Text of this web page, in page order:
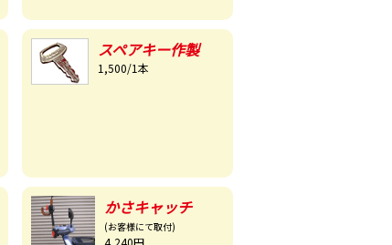
スペアキー作製
1,500/1本
かさキャッチ
(お客様にて取付)
4,240円